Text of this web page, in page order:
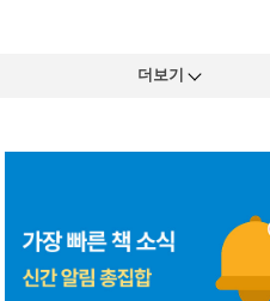
더보기